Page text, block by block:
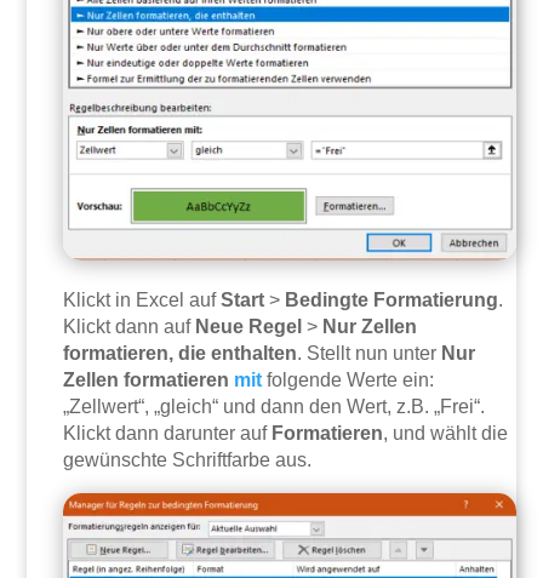
Klickt in Excel aufStart > Bedingte Formatierung.
Klickt dann auf Neue Regel > Nur Zellen
formatieren, die enthalten. Stellt nun unter Nur
Zellen formatieren mit folgende Werte ein:
„Zellwert“, „gleich“ und dann den Wert, z.B. „Frei“.
Klickt dann darunter auf Formatieren, und wählt die
gewünschte Schriftfarbe aus.